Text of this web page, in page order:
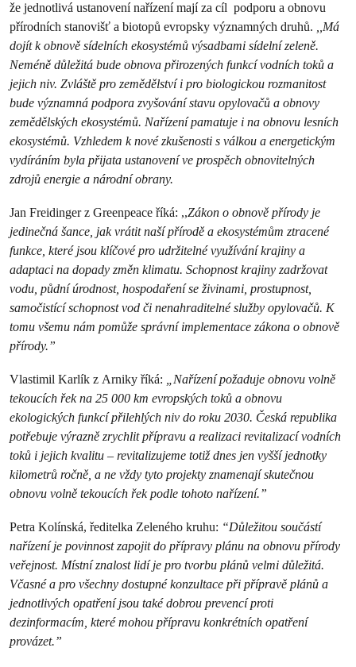
že jednotlivá ustanovení nařízení mají za cíl podporu a obnovu
přírodních stanovišť a biotopů evropsky významných druhů. ,,Má
dojít k obnově sídelních ekosystémů výsadbami sídelní zeleně.
Neméně důležitá bude obnova přirozených funkcí vodních toků a
jejich niv. Zvláště pro zemědělství i pro biologickou rozmanitost
bude významná podpora zvyšování stavu opylovačů a obnovy
zemědělských ekosystémů. Nařízení pamatuje i na obnovu lesních
ekosystémů. Vzhledem k nové zkušenosti s válkou a energetickým
vydíráním byla přijata ustanovení ve prospěch obnovitelných
zdrojů energie a národní obrany.
Jan Freidinger z Greenpeace říká: ,,Zákon o obnově přírody je
jedinečná šance, jak vrátit naší přírodě a ekosystémům ztracené
funkce, které jsou klíčové pro udržitelné využívání krajiny a
adaptaci na dopady změn klimatu. Schopnost krajiny zadržovat
vodu, půdní úrodnost, hospodaření se živinami, prostupnost,
samočistící schopnost vod či nenahraditelné služby opylovačů. K
tomu všemu nám pomůže správní implementace zákona o obnově
přírody.”
Vlastimil Karlík z Arniky říká: „Nařízení požaduje obnovu volně
tekoucích řek na 25 000 km evropských toků a obnovu
ekologických funkcí přilehlých niv do roku 2030. Česká republika
potřebuje výrazně zrychlit přípravu a realizaci revitalizací vodních
toků i jejich kvalitu – revitalizujeme totiž dnes jen vyšší jednotky
kilometrů ročně, a ne vždy tyto projekty znamenají skutečnou
obnovu volně tekoucích řek podle tohoto nařízení.”
Petra Kolínská, ředitelka Zeleného kruhu: “Důležitou součástí
nařízení je povinnost zapojit do přípravy plánu na obnovu přírody
veřejnost. Místní znalost lidí je pro tvorbu plánů velmi důležitá.
Včasné a pro všechny dostupné konzultace při přípravě plánů a
jednotlivých opatření jsou také dobrou prevencí proti
dezinformacím, které mohou přípravu konkrétních opatření
provázet.”